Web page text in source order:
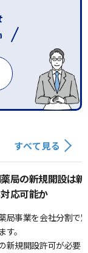
すべて見る
局の新規開設は
応可能か
局事業を会社分割で
す。
新規開設許可が必要